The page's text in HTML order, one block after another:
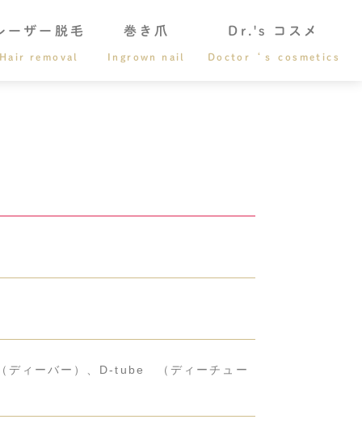
ーザー脱毛
Hair removal
巻き爪
Ingrown nail
Dr.'s コスメ
Doctor‘ｓ cosmetics
ディーバー）、D-tube （ディーチュー